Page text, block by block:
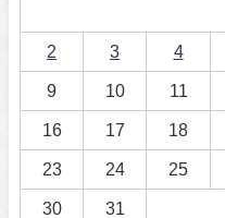
2 3 4
9 10 11
16 17 18
23 24 25
30
31